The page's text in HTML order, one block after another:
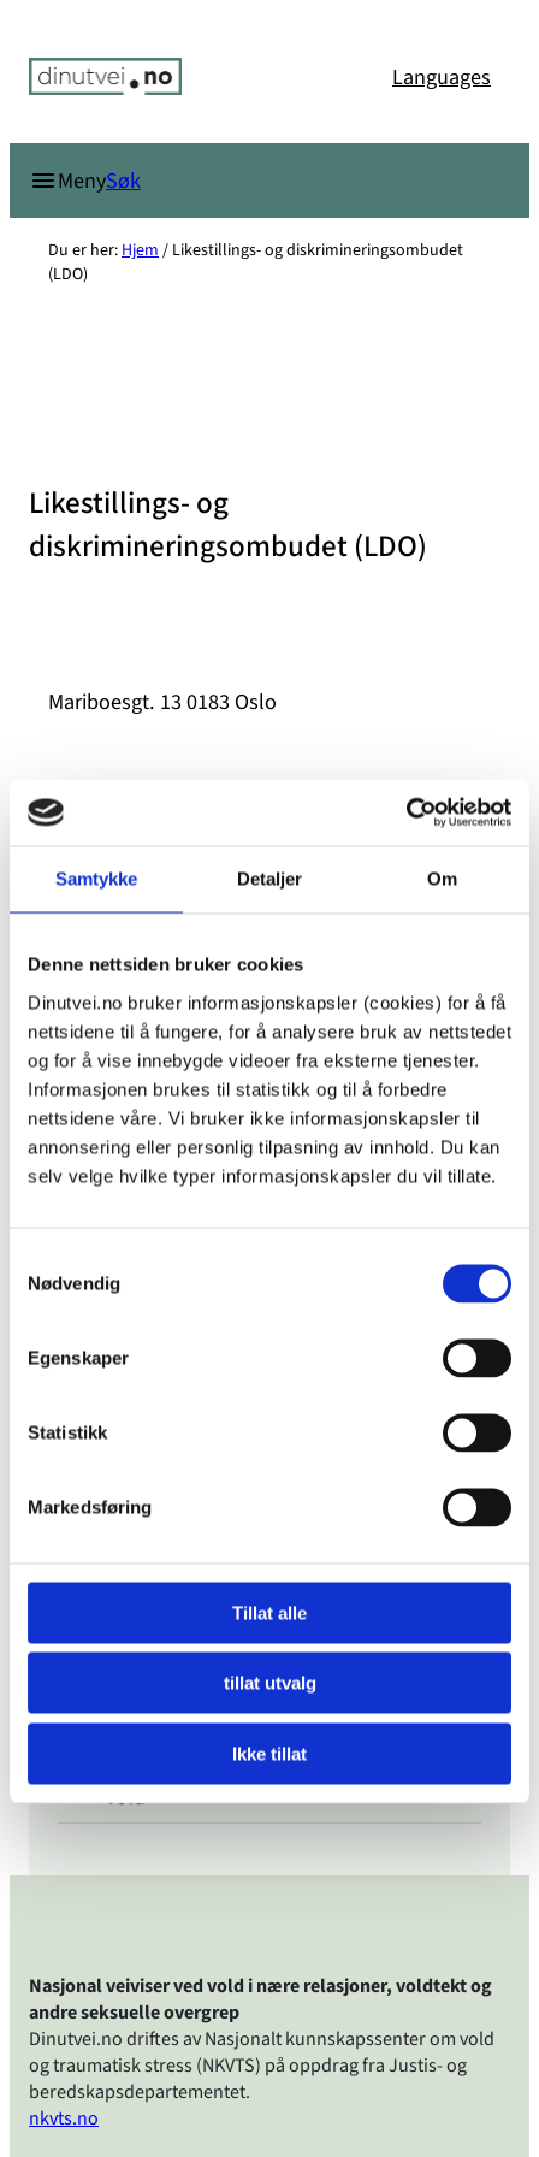
Samtykke Detaljer Om
Denne nettsiden bruker cookies
Dinutvei.no bruker informasjonskapsler (cookies) for å få
nettsidene til å fungere, for å analysere bruk av nettstedet
og for å vise innebygde videoer fra eksterne tjenester.
Informasjonen brukes til statistikk og til å forbedre
nettsidene våre. Vi bruker ikke informasjonskapsler til
annonsering eller personlig tilpasning av innhold. Du kan
selv velge hvilke typer informasjonskapsler du vil tillate.
Nødvendig
Egenskaper
Statistikk
Markedsføring
Tillat alle
tillat utvalg
Ikke tillat
innhold
Languages
MenySøk
Du er her: Hjem / Likestillings- og diskrimineringsombudet
(LDO)
Likestillings- og
diskrimineringsombudet (LDO)
Mariboesgt. 13 0183 Oslo
Tlf:
E-post: post@ldo.no
Nettsted
Relaterte saker
Hvor går grensa?
Utsatt som barn, utøver som voksen?
kan gi hjelp og veiledning.
Gjelder §282 om vold i nære relasjoner
hvis man ikke har vært samboere?
Kollega fortalte han har utsatt kona for
psykisk vold
Har funnet ut at jeg driver med psykisk
vold
Nasjonal veiviser ved vold i nære relasjoner, voldtekt og
andre seksuelle overgrep
Dinutvei.no driftes av Nasjonalt kunnskapssenter om vold
og traumatisk stress (NKVTS) på oppdrag fra Justis- og
beredskapsdepartementet.
nkvts.no